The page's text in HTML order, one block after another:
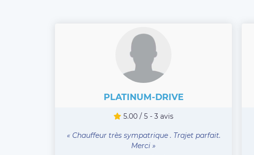
PLATINUM-DRIVE
5.00 / 5 - 3 avis
« Chauffeur très sympatrique . Trajet parfait.
Merci »